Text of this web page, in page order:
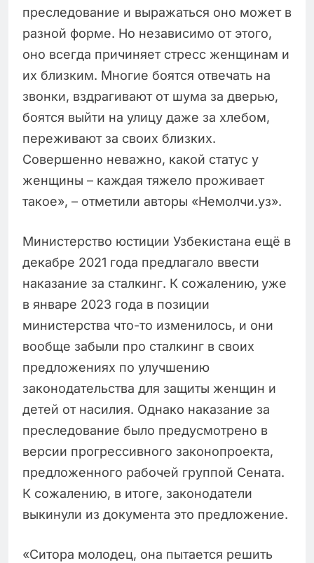
преследование и выражаться оно может в
разной форме. Но независимо от этого,
оно всегда причиняет стресс женщинам и
их близким. Многие боятся отвечать на
звонки, вздрагивают от шума за дверью,
боятся выйти на улицу даже за хлебом,
переживают за своих близких.
Совершенно неважно, какой статус у
женщины – каждая тяжело проживает
такое», – отметили авторы «Немолчи.уз».
Министерство юстиции Узбекистана ещё в
декабре 2021 года предлагало ввести
наказание за сталкинг. К сожалению, уже
в январе 2023 года в позиции
министерства что-то изменилось, и они
вообще забыли про сталкинг в своих
предложениях по улучшению
законодательства для защиты женщин и
детей от насилия. Однако наказание за
преследование было предусмотрено в
версии прогрессивного законопроекта,
предложенного рабочей группой Сената.
К сожалению, в итоге, законодатели
выкинули из документа это предложение.
«Ситора молодец, она пытается решить